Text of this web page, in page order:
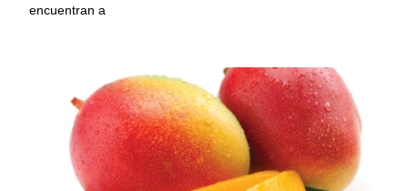
encuentran a